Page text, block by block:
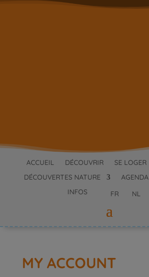
ACCUEIL DÉCOUVRIR SE LOGER
DÉCOUVERTES NATURE
AGENDA
INFOS
FR NL
MY ACCOUNT